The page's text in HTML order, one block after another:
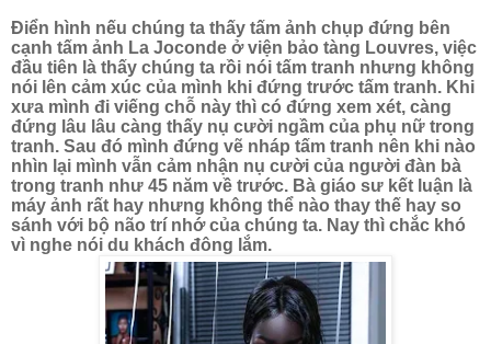
Điển hình nếu chúng ta thấy tấm ảnh chụp đứng bên
cạnh tấm ảnh La Joconde ở viện bảo tàng Louvres, việc
đầu tiên là thấy chúng ta rồi nói tấm tranh nhưng không
nói lên cảm xúc của mình khi đứng trước tấm tranh. Khi
xưa mình đi viếng chỗ này thì có đứng xem xét, càng
đứng lâu lâu càng thấy nụ cười ngầm của phụ nữ trong
tranh. Sau đó mình đứng vẽ nháp tấm tranh nên khi nào
nhìn lại mình vẫn cảm nhận nụ cười của người đàn bà
trong tranh như 45 năm về trước. Bà giáo sư kết luận là
máy ảnh rất hay nhưng không thể nào thay thế hay so
sánh với bộ não trí nhớ của chúng ta. Nay thì chắc khó
vì nghe nói du khách đông lắm.